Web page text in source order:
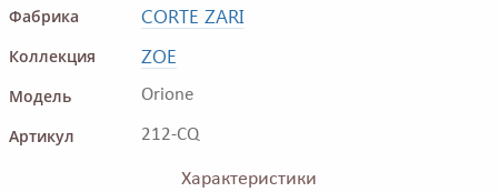
Фабрика CORTE ZARI
Коллекция ZOE
Модель Orione
Артикул 212-CQ
Характеристики